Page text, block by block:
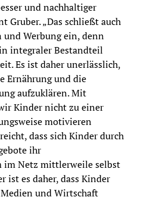
und nachhaltiger
Gruber. „Das schließt auch
Werbung ein, denn
integraler Bestandteil
Es ist daher unerlässlich,
Ernährung und die
aufzuklären. Mit
Kinder nicht zu einer
motivieren
dass sich Kinder durch
ihr
im Netz mittlerweile selbst
ist es daher, dass Kinder
und Wirtschaft